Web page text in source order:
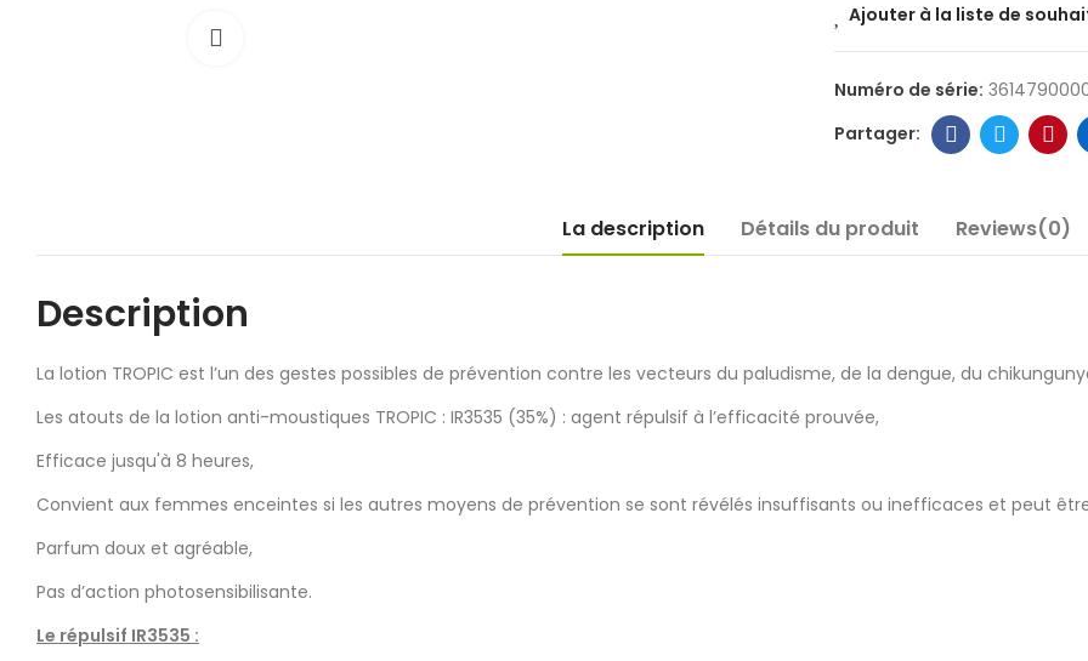
Ajouter à la liste de
Numéro de série:
La description Détails du produit Reviews(0)
Description
La lotion TROPIC est l’un des gestes possibles de prévention contre les vecteurs du paludisme, de la dengue, du
Les atouts de la lotion anti-moustiques TROPIC : IR3535 (35%) : agent répulsif à l’efficacité prouvée,
Efficace jusqu'à 8 heures,
Convient aux femmes enceintes si les autres moyens de prévention se sont révélés insuffisants ou inefficaces et peut
Parfum doux et agréable,
Pas d’action photosensibilisante.
Le répulsif IR3535 :